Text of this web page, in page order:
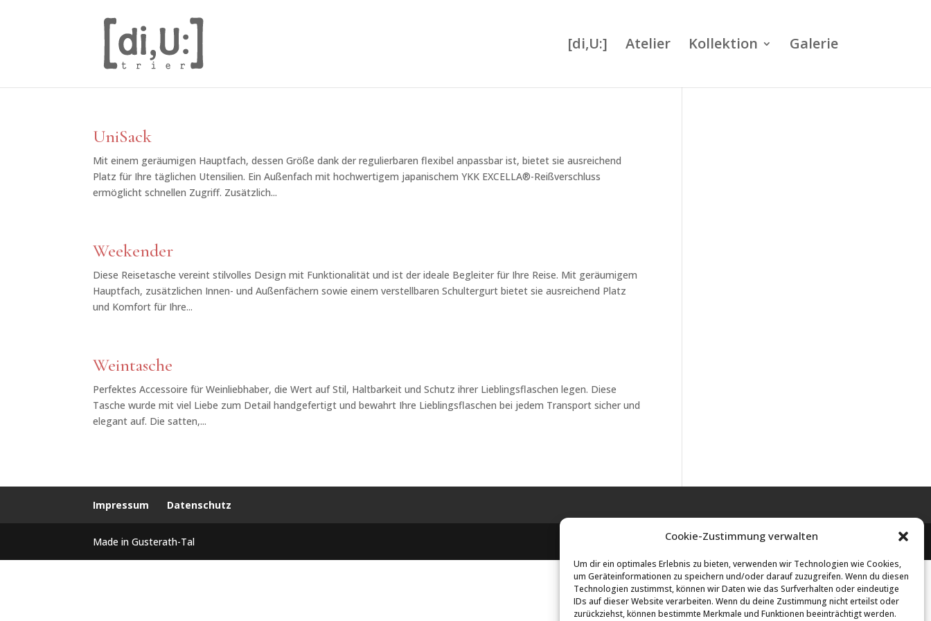
Cookie-Zustimmung verwalten
Um dir ein optimales Erlebnis zu bieten, verwenden wir Technologien wie Cookies,
um Geräteinformationen zu speichern und/oder darauf zuzugreifen. Wenn du diesen
Technologien zustimmst, können wir Daten wie das Surfverhalten oder eindeutige
IDs auf dieser Website verarbeiten. Wenn du deine Zustimmung nicht erteilst oder
zurückziehst, können bestimmte Merkmale und Funktionen beeinträchtigt werden.
[di,U:] Atelier Kollektion Galerie
UniSack
Mit einem geräumigen Hauptfach, dessen Größe dank der regulierbaren flexibel anpassbar ist, bietet sie ausreichend
Platz für Ihre täglichen Utensilien. Ein Außenfach mit hochwertigem japanischem YKK EXCELLA®-Reißverschluss
ermöglicht schnellen Zugriff. Zusätzlich...
Weekender
Diese Reisetasche vereint stilvolles Design mit Funktionalität und ist der ideale Begleiter für Ihre Reise. Mit geräumigem
Hauptfach, zusätzlichen Innen- und Außenfächern sowie einem verstellbaren Schultergurt bietet sie ausreichend Platz
und Komfort für Ihre...
Weintasche
Perfektes Accessoire für Weinliebhaber, die Wert auf Stil, Haltbarkeit und Schutz ihrer Lieblingsflaschen legen. Diese
Tasche wurde mit viel Liebe zum Detail handgefertigt und bewahrt Ihre Lieblingsflaschen bei jedem Transport sicher und
elegant auf. Die satten,...
Impressum Datenschutz
Made in Gusterath-Tal